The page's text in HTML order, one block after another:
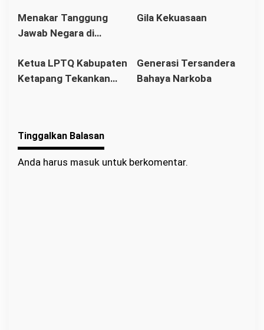
Kalimantan Barat
Petani Menanggung
Menakar Tanggung
Jawab Negara di
Perdagangan Manusia
Gila Kekuasaan
Ketua LPTQ Kabupaten
Ketapang Tekankan
Generasi Tersandera
Bahaya Narkoba
Tinggalkan Balasan
Anda harus masuk untuk berkomentar.